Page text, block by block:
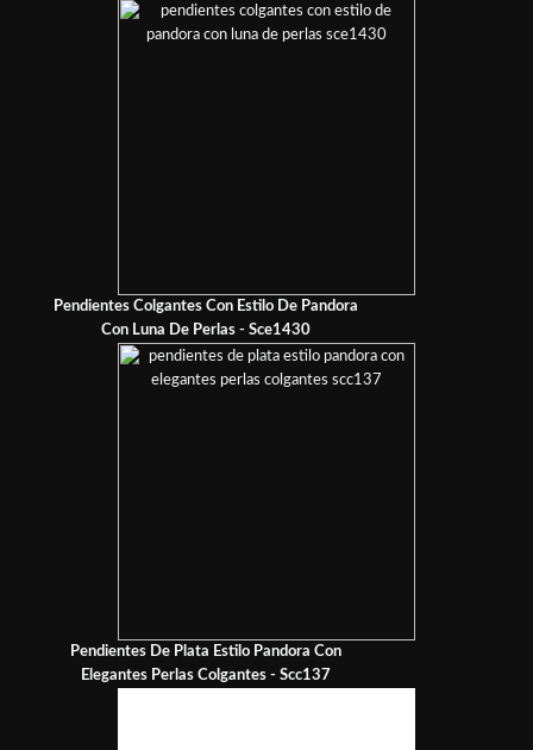
Pendientes Colgantes Con Estilo De Pandora
Con Luna De Perlas - Sce1430
Pendientes De Plata Estilo Pandora Con
Elegantes Perlas Colgantes - Scc137